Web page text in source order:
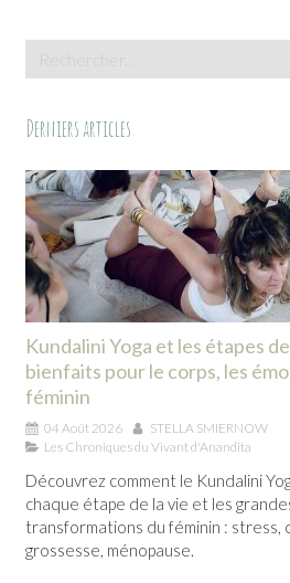
Derniers articles
Kundalini Yoga et les étapes
bienfaits pour le corps, les
féminin
04 Août 2026
STELLA SMIERNOW
Les Chroniques du Vivant d'Anandita
Découvrez comment le Kundalini
chaque étape de la vie et les
transformations du féminin : stress,
grossesse, ménopause.